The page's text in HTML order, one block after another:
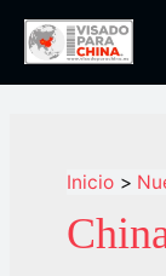
contenido
Inicio